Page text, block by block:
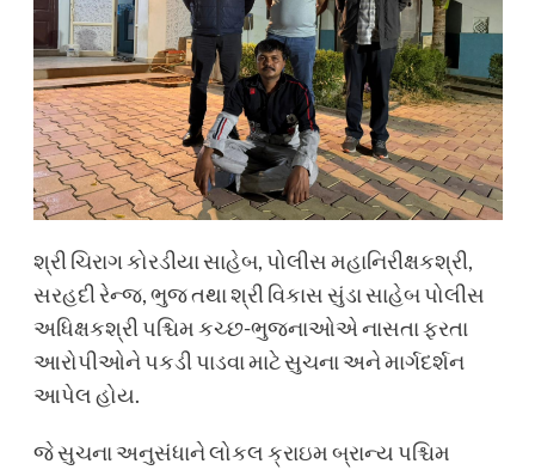
શ્રી ચિરાગ કોરડીયા સાહેબ, પોલીસ મહાનિરીક્ષકશ્રી,
સરહદી રેન્જ, ભુજ તથા શ્રી વિકાસ સુંડા સાહેબ પોલીસ
અધિક્ષકશ્રી પશ્ચિમ કચ્છ-ભુજનાઓએ નાસતા ફરતા
આરોપીઓને પકડી પાડવા માટે સુચના અને માર્ગદર્શન
આપેલ હોય.
જે સુચના અનુસંધાને લોકલ ક્રાઇમ બ્રાન્ય પશ્ચિમ